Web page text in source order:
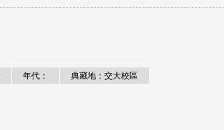
年代： 典藏地：交大校區